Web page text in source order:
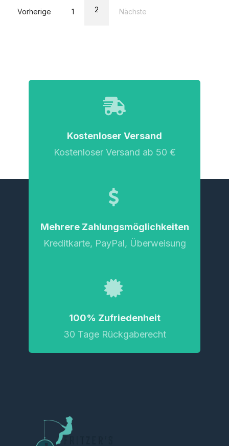
Vorherige 1 2 Nächste
Kostenloser Versand
Kostenloser Versand ab 50 €
Mehrere Zahlungsmöglichkeiten
Kreditkarte, PayPal, Überweisung
100% Zufriedenheit
30 Tage Rückgaberecht